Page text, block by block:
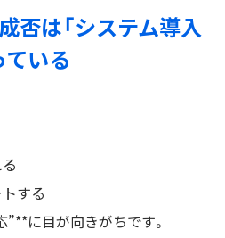
否は「システム導入
ている
する
に目が向きがちです。